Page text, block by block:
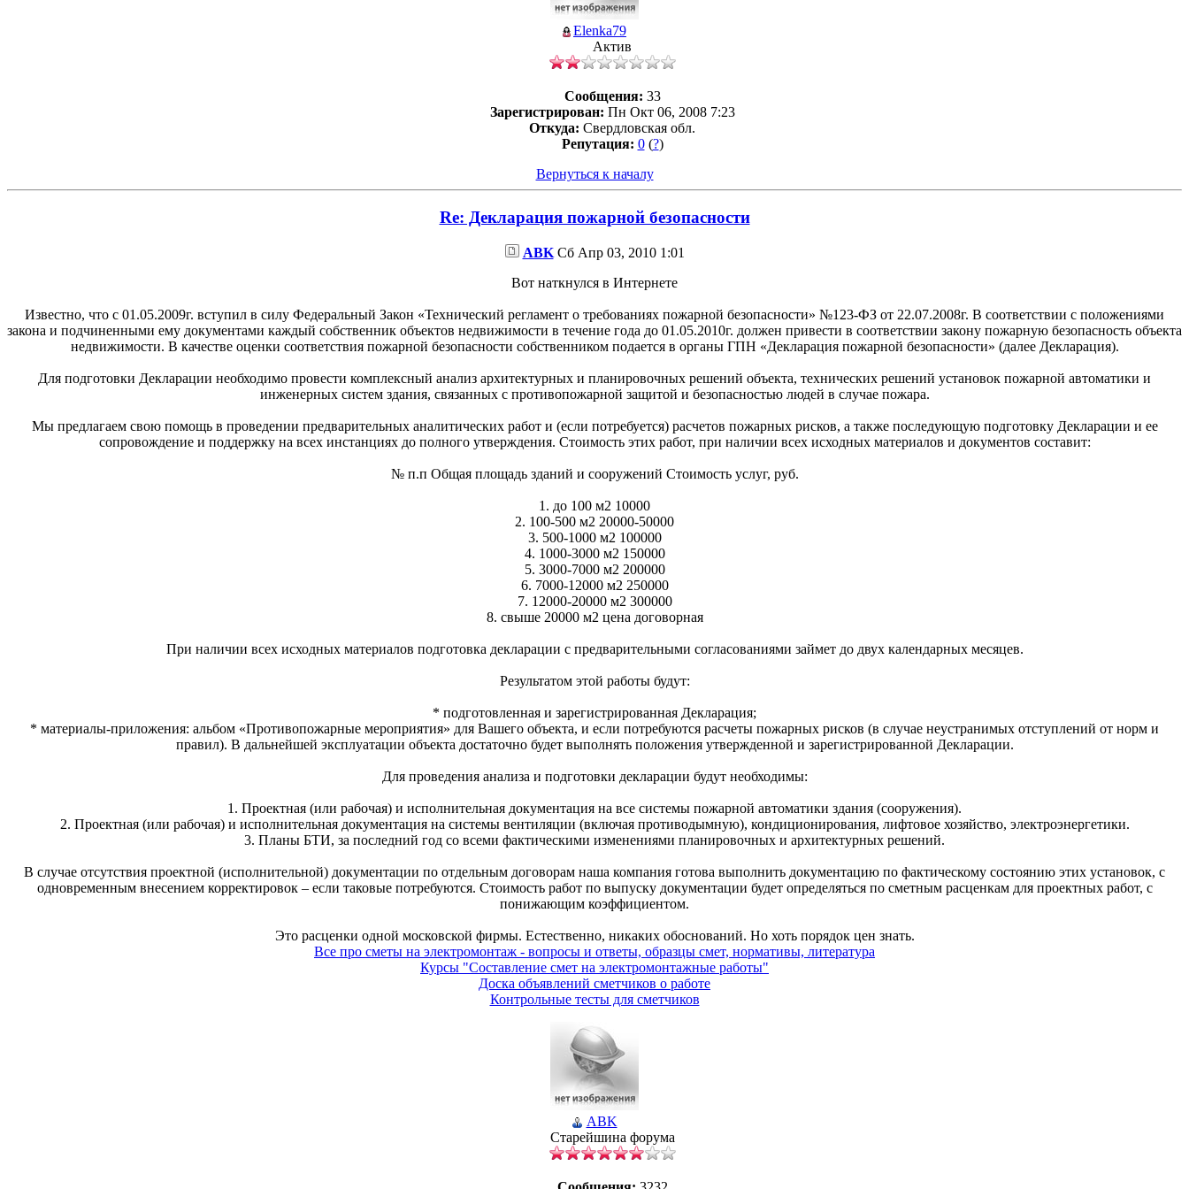
Elenka79
Актив
Сообщения: 33
Зарегистрирован: Пн Окт 06, 2008 7:23
Откуда: Свердловская обл.
Репутация: 0(?)
Вернуться к началу
Re: Декларация пожарной безопасности
ABKСб Апр 03, 2010 1:01
Вот наткнулся в Интернете
Известно, что с 01.05.2009г. вступил в силу Федеральный Закон «Технический регламент о требованиях пожарной безопасности» №123-ФЗ от 22.07.2008г. В соответствии с положениями
закона и подчиненными ему документами каждый собственник объектов недвижимости в течение года до 01.05.2010г. должен привести в соответствии закону пожарную безопасность объекта
недвижимости. В качестве оценки соответствия пожарной безопасности собственником подается в органы ГПН «Декларация пожарной безопасности» (далее Декларация).
Для подготовки Декларации необходимо провести комплексный анализ архитектурных и планировочных решений объекта, технических решений установок пожарной автоматики и
инженерных систем здания, связанных с противопожарной защитой и безопасностью людей в случае пожара.
Мы предлагаем свою помощь в проведении предварительных аналитических работ и (если потребуется) расчетов пожарных рисков, а также последующую подготовку Декларации и ее
сопровождение и поддержку на всех инстанциях до полного утверждения. Стоимость этих работ, при наличии всех исходных материалов и документов составит:
№ п.п Общая площадь зданий и сооружений Стоимость услуг, руб.
1. до 100 м2 10000
2. 100-500 м2 20000-50000
3. 500-1000 м2 100000
4. 1000-3000 м2 150000
5. 3000-7000 м2 200000
6. 7000-12000 м2 250000
7. 12000-20000 м2 300000
8. свыше 20000 м2 цена договорная
При наличии всех исходных материалов подготовка декларации с предварительными согласованиями займет до двух календарных месяцев.
Результатом этой работы будут:
* подготовленная и зарегистрированная Декларация;
* материалы-приложения: альбом «Противопожарные мероприятия» для Вашего объекта, и если потребуются расчеты пожарных рисков (в случае неустранимых отступлений от норм и
правил). В дальнейшей эксплуатации объекта достаточно будет выполнять положения утвержденной и зарегистрированной Декларации.
Для проведения анализа и подготовки декларации будут необходимы:
1. Проектная (или рабочая) и исполнительная документация на все системы пожарной автоматики здания (сооружения).
2. Проектная (или рабочая) и исполнительная документация на системы вентиляции (включая противодымную), кондиционирования, лифтовое хозяйство, электроэнергетики.
3. Планы БТИ, за последний год со всеми фактическими изменениями планировочных и архитектурных решений.
В случае отсутствия проектной (исполнительной) документации по отдельным договорам наша компания готова выполнить документацию по фактическому состоянию этих установок, с
одновременным внесением корректировок – если таковые потребуются. Стоимость работ по выпуску документации будет определяться по сметным расценкам для проектных работ, с
понижающим коэффициентом.
Это расценки одной московской фирмы. Естественно, никаких обоснований. Но хоть порядок цен знать.
Все про сметы на электромонтаж - вопросы и ответы, образцы смет, нормативы, литература
Курсы "Составление смет на электромонтажные работы"
Доска объявлений сметчиков о работе
Контрольные тесты для сметчиков
ABK
Старейшина форума